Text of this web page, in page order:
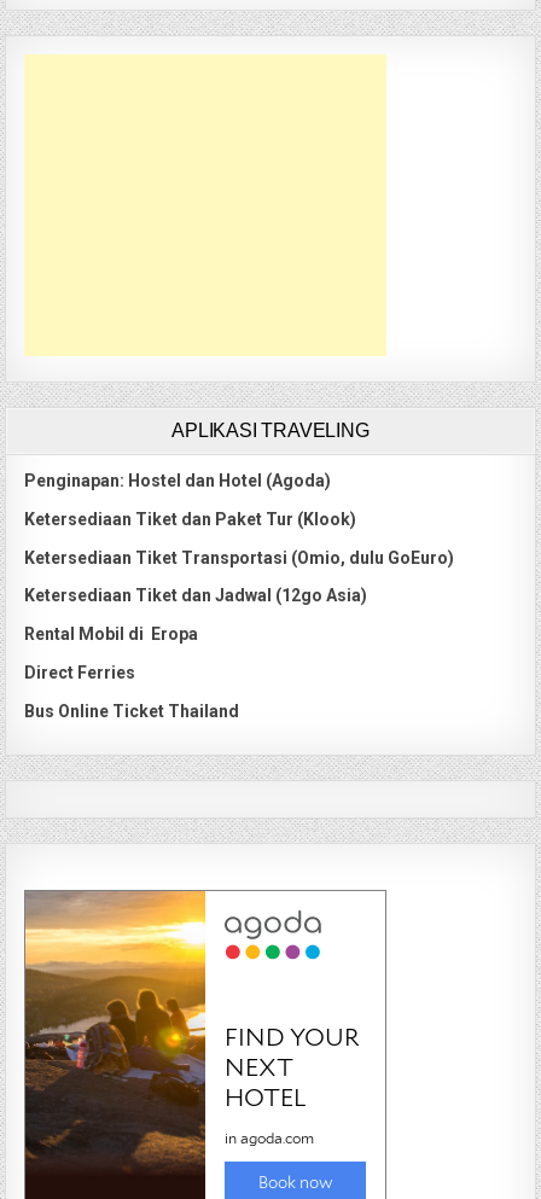
APLIKASI TRAVELING
Penginapan: Hostel dan Hotel (Agoda)
Ketersediaan Tiket dan Paket Tur (Klook)
Ketersediaan Tiket Transportasi (Omio, dulu GoEuro)
Ketersediaan Tiket dan Jadwal (12go Asia)
Rental Mobil di Eropa
Direct Ferries
Bus Online Ticket Thailand